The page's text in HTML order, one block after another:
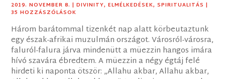
2019. NOVEMBER 8. |DIVINITY,ELMÉLKEDÉSEK,SPIRITUALITÁS |
35 HOZZÁSZÓLÁSOK
Három barátommal tizenkét nap alatt körbeutaztunk
egy észak-afrikai muzulmán országot. Városról-városra,
faluról-falura járva mindenütt a müezzin hangos imára
hívó szavára ébredtem. A müezzin a négy égtáj felé
hirdeti ki naponta ötször: „Allahu akbar, Allahu akbar,